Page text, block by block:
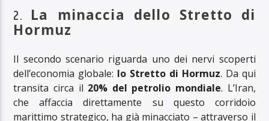
2. La minaccia dello Stretto di
Hormuz
Il secondo scenario riguarda uno dei nervi scoperti
dell’economia globale: lo Stretto di Hormuz. Da qui
transita circa il 20% del petrolio mondiale. L’Iran,
che affaccia direttamente su questo corridoio
marittimo strategico, ha già minacciato – attraverso il